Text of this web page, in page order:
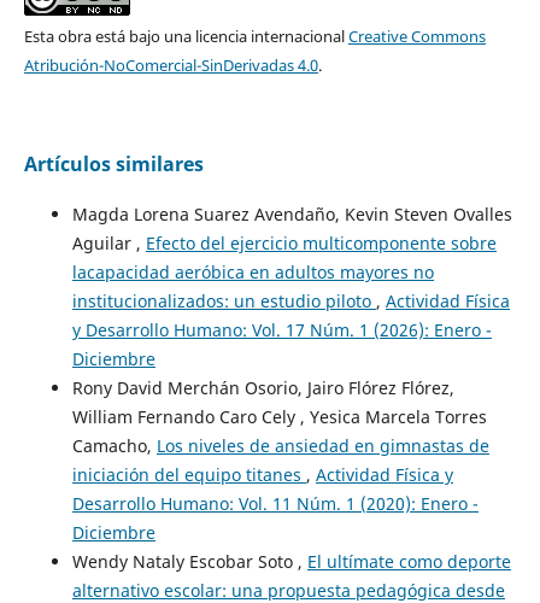
Esta obra está bajo una licencia internacionalCreative Commons
Atribución-NoComercial-SinDerivadas 4.0.
Artículos similares
Magda Lorena Suarez Avendaño, Kevin Steven Ovalles
Aguilar , Efecto del ejercicio multicomponente sobre
lacapacidad aeróbica en adultos mayores no
institucionalizados: un estudio piloto , Actividad Física
y Desarrollo Humano: Vol. 17 Núm. 1 (2026): Enero -
Diciembre
Rony David Merchán Osorio, Jairo Flórez Flórez,
William Fernando Caro Cely , Yesica Marcela Torres
Camacho, Los niveles de ansiedad en gimnastas de
iniciación del equipo titanes , Actividad Física y
Desarrollo Humano: Vol. 11 Núm. 1 (2020): Enero -
Diciembre
Wendy Nataly Escobar Soto , El ultímate como deporte
alternativo escolar: una propuesta pedagógica desde